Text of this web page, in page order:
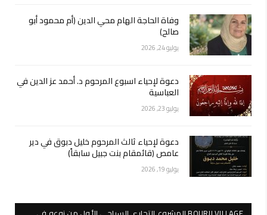
وفاة الحاجة الهام محي الدين (أم محمود أبو
صالح)
يوليو 24, 2026
دعوة لإحياء اسبوع المرحوم د. أحمد عز الدين في
العباسية
يوليو 23, 2026
دعوة لإحياء ثالث المرحوم خليل دبوق في دير
عامص (قائمقام بنت جبيل سابقاً)
يوليو 19, 2026